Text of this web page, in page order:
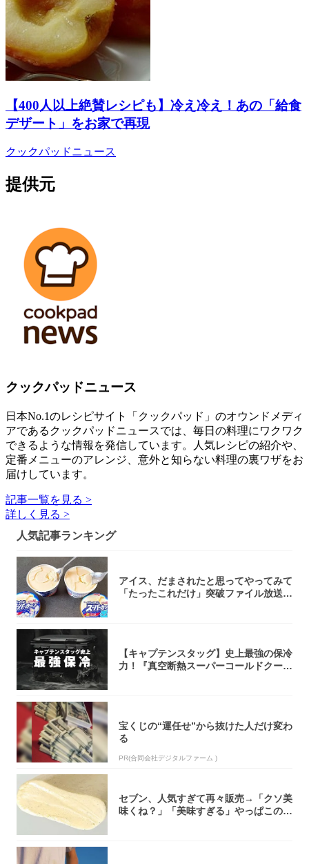
【400人以上絶賛レシピも】冷え冷え！あの「給食
デザート」をお家で再現
クックパッドニュース
提供元
クックパッドニュース
日本No.1のレシピサイト「クックパッド」のオウンドメディ
アであるクックパッドニュースでは、毎日の料理にワクワク
できるような情報を発信しています。人気レシピの紹介や、
定番メニューのアレンジ、意外と知らない料理の裏ワザをお
届けしています。
記事一覧を見る >
詳しく見る >
人気記事ランキング
アイス、だまされたと思ってやってみて
「たったこれだけ」突破ファイル放送で
【キャプテンスタッグ】史上最強の保冷
力！『真空断熱スーパーコールドクーラ
宝くじの“運任せ”から抜けた人だけ変わ
る
PR(合同会社デジタルファーム )
セブン、人気すぎて再々販売→「クソ美
味くね？」「美味すぎる」やっぱこのク